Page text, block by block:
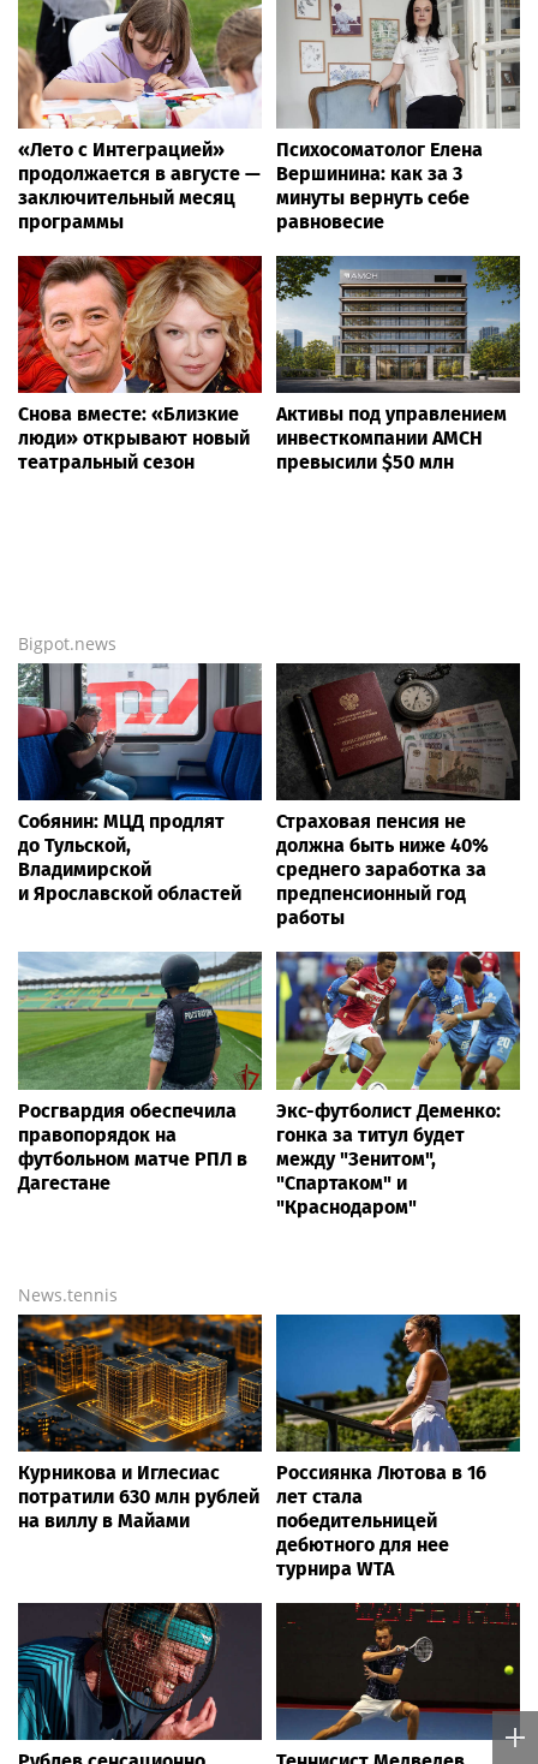
«Лето с Интеграцией»
продолжается в августе —
заключительный месяц
программы
Психосоматолог Елена
Вершинина: как за 3
минуты вернуть себе
равновесие
Снова вместе: «Близкие
люди» открывают новый
театральный сезон
Активы под управлением
инвесткомпании AMCH
превысили $50 млн
Bigpot.news
Собянин: МЦД продлят
до Тульской,
Владимирской
и Ярославской областей
Страховая пенсия не
должна быть ниже 40%
среднего заработка за
предпенсионный год
работы
Росгвардия обеспечила
правопорядок на
футбольном матче РПЛ в
Дагестане
Экс-футболист Деменко:
гонка за титул будет
между "Зенитом",
"Спартаком" и
"Краснодаром"
News.tennis
Курникова и Иглесиас
потратили 630 млн рублей
на виллу в Майами
Россиянка Лютова в 16
лет стала
победительницей
дебютного для нее
турнира WTA